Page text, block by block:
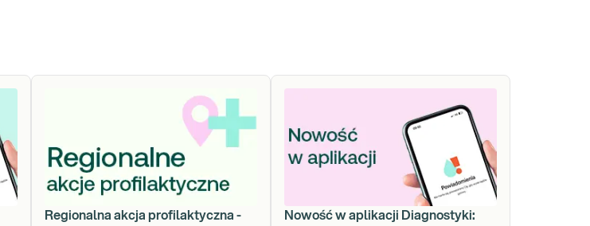
Regionalna akcja profilaktyczna -
Nowość w aplikacji Diagnostyki: